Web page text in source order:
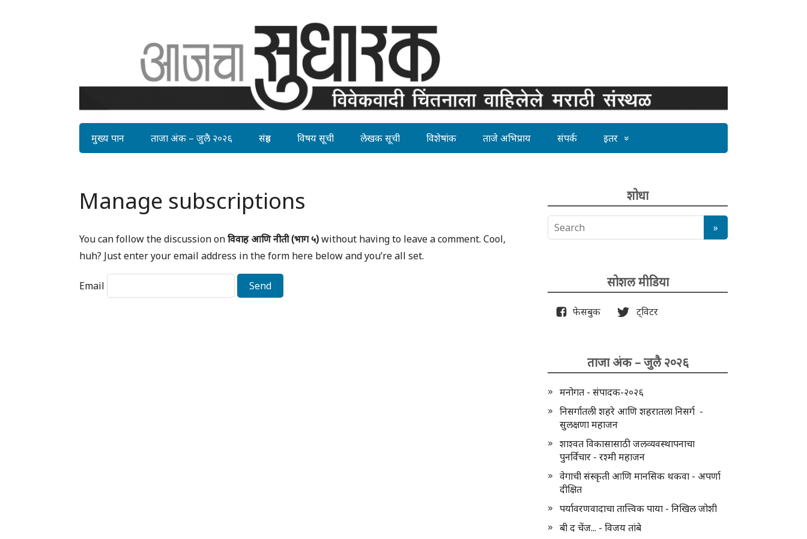
मुख्य पान ताजा अंक – जुलै २०२६ संग्रह विषय सूची लेखक सूची विशेषांक ताजे अभिप्राय संपर्क इतर
Manage subscriptions
You can follow the discussion onविवाह आणि नीती (भाग ५)without having to leave a comment. Cool,
huh? Just enter your email address in the form here below and you’re all set.
Email
शोधा
सोशल मीडिया
फेसबुक ट्विटर
ताजा अंक – जुलै २०२६
मनोगत - संपादक-२०२६
निसर्गातली शहरे आणि शहरातला निसर्ग -
सुलक्षणा महाजन
शाश्वत विकासासाठी जलव्यवस्थापनाचा
पुनर्विचार - रश्मी महाजन
वेगाची संस्कृती आणि मानसिक थकवा - अपर्णा
दीक्षित
पर्यावरणवादाचा तात्त्विक पाया - निखिल जोशी
बी द चेंज... - विजय तांबे